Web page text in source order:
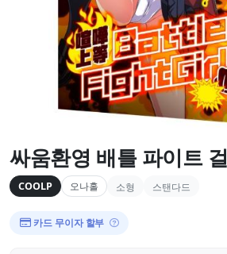
싸움환영 배틀 파이트 걸
COOLP 오나홀 소형 스탠다드
카드 무이자 할부